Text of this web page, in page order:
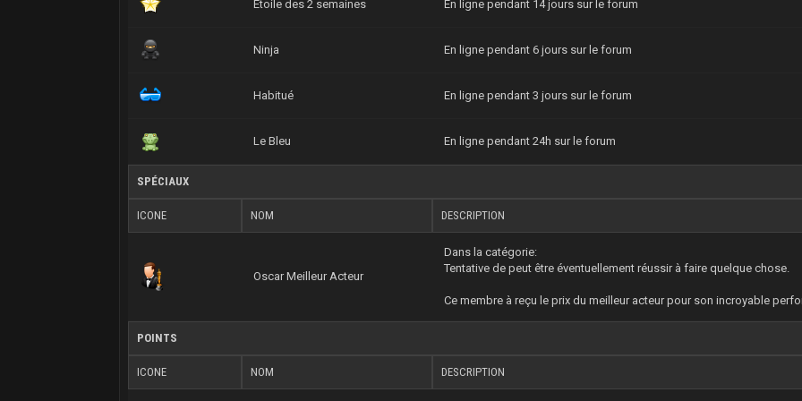
Etoile des 2 semaines En ligne pendant 14 jours sur le forum
Ninja En ligne pendant 6 jours sur le forum
Habitué En ligne pendant 3 jours sur le forum
Le Bleu En ligne pendant 24h sur le forum
SPÉCIAUX
ICONE NOM DESCRIPTION
Oscar Meilleur Acteur
Dans la catégorie:
Tentative de peut être éventuellement réussir à faire quelque chose.
Ce membre à reçu le prix du meilleur acteur pour son incroyable
POINTS
ICONE NOM DESCRIPTION